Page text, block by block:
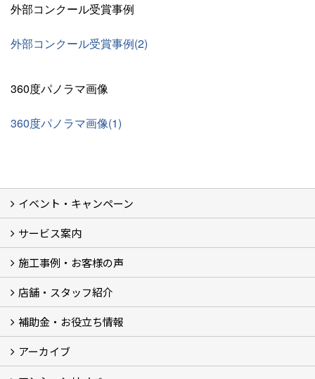
外部コンクール受賞事例
外部コンクール受賞事例(2)
360度パノラマ画像
360度パノラマ画像(1)
イベント・キャンペーン
最新のイベント・キャンペーン情報
過去のイベント・キャンペーン
サービス案内
リフォームメニュー (17)
マンションリノベ
外壁塗装リフォーム
防音室リフォーム
近鉄不動産のドッグリフォーム by K・DogSpa
住まいの無料点検
リフォームの流れ
リフォーム成功のQ＆A
保証とアフターサービス
私たちが大切にしていること
安心のリフォーム体制
施工担当者の想い
多種多様なニーズに応える提案力
施工事例・お客様の声
施工事例集
ビフォーアフター集
お客様の声
店舗・スタッフ紹介
店舗 (12)
スタッフ
Googleクチコミ評価
近鉄のリフォーム NEWing (2)
補助金・お役立ち情報
補助金・税制 (3)
コラム
ＳＮＳ
アーカイブ